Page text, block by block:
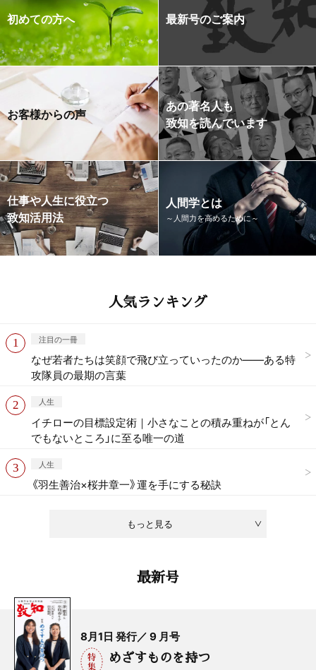
初めての方へ 最新号のご案内
お客様からの声
あの著名人も
致知を読んでいます
仕事や人生に役立つ
致知活用法
人間学とは
～人間力を高めるために～
人気ランキング
もっと見る
注目の一冊
なぜ若者たちは笑顔で飛び立っていったのか——ある特
攻隊員の最期の言葉
人生
イチローの目標設定術｜小さなことの積み重ねが「とん
でもないところ」に至る唯一の道
人生
《羽生善治×桜井章一》運を手にする秘訣
最新号
8月1日 発行／ 9 月号
めざすものを持つ